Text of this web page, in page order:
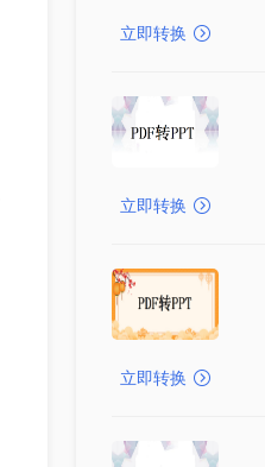
立即转换
立即转换
立即转换